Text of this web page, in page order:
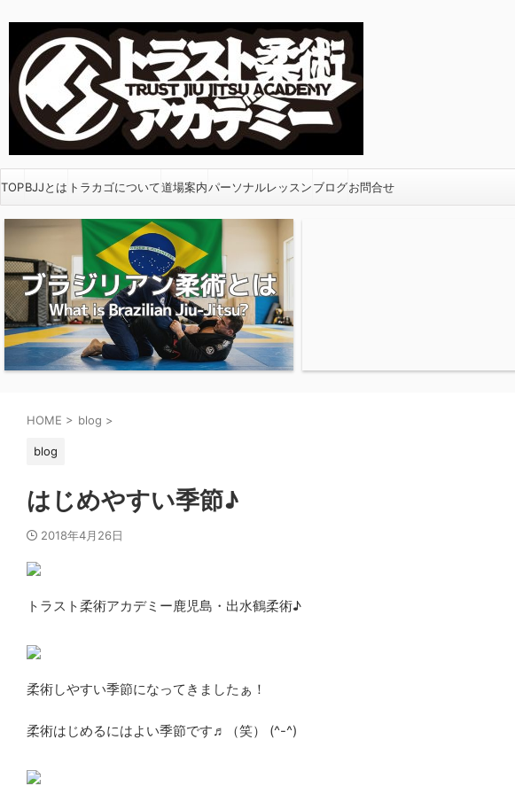
TOPBJJとは トラカゴについて道場案内パーソナルレッスンブログお問合せ
HOME > blog >
blog
はじめやすい季節♪
2018年4月26日
トラスト柔術アカデミー鹿児島・出水鶴柔術♪
柔術しやすい季節になってきましたぁ！
柔術はじめるにはよい季節です♬（笑） (^-^)